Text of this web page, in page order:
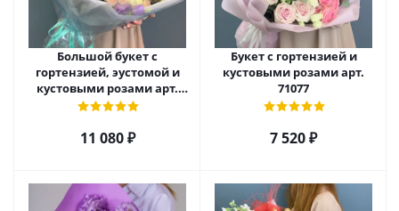
Большой букет с
гортензией, эустомой и
кустовыми розами арт.
66669
11 080₽
Букет с гортензией и
кустовыми розами арт.
71077
7 520₽